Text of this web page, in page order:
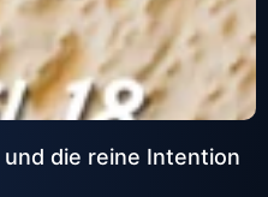
und die reine Intention